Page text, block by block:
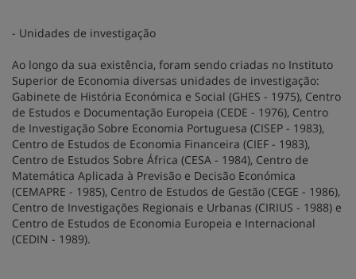
- Unidades de investigação
Ao longo da sua existência, foram sendo criadas no Instituto
Superior de Economia diversas unidades de investigação:
Gabinete de História Económica e Social (GHES - 1975), Centro
de Estudos e Documentação Europeia (CEDE - 1976), Centro
de Investigação Sobre Economia Portuguesa (CISEP - 1983),
Centro de Estudos de Economia Financeira (CIEF - 1983),
Centro de Estudos Sobre África (CESA - 1984), Centro de
Matemática Aplicada à Previsão e Decisão Económica
(CEMAPRE - 1985), Centro de Estudos de Gestão (CEGE - 1986),
Centro de Investigações Regionais e Urbanas (CIRIUS - 1988) e
Centro de Estudos de Economia Europeia e Internacional
(CEDIN - 1989).